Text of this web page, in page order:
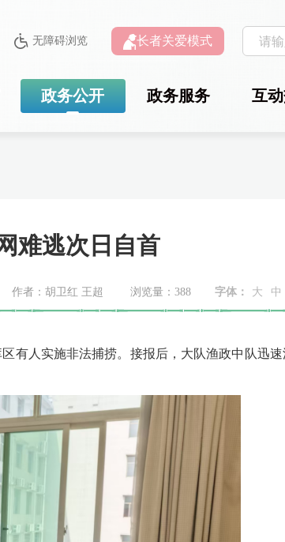
无障碍浏览 长者关爱模式
政务公开 政务服务 互
难逃次日自首
作者：胡卫红 王超 浏览量： 388 字体： 大 中
人实施非法捕捞。接报后，大队渔政中队迅